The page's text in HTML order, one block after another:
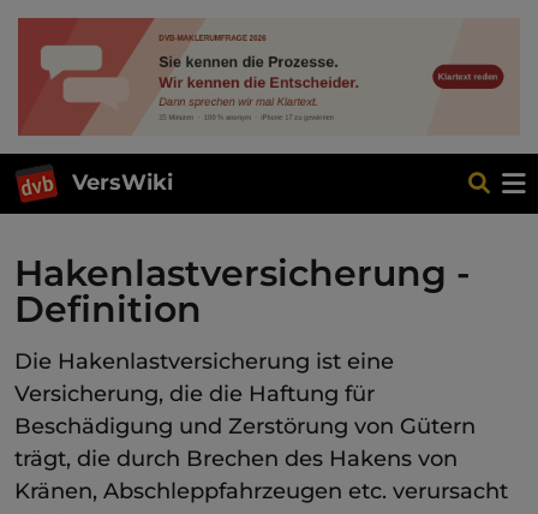
VersWiki
Hakenlastversicherung -
Definition
Die Hakenlastversicherung ist eine
Versicherung, die die Haftung für
Beschädigung und Zerstörung von Gütern
trägt, die durch Brechen des Hakens von
Kränen, Abschleppfahrzeugen etc. verursacht